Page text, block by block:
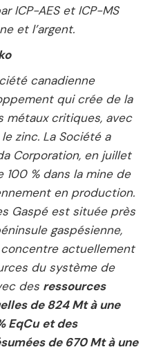
ICP-AES et ICP-MS
et l’argent.
canadienne
qui crée de la
métaux critiques, avec
zinc. La Société a
Corporation, en juillet
% dans la mine de
en production.
Gaspé est située près
gaspésienne,
actuellement
du système de
des ressources
de 824 Mt à une
EqCu et des
de 670 Mt à une